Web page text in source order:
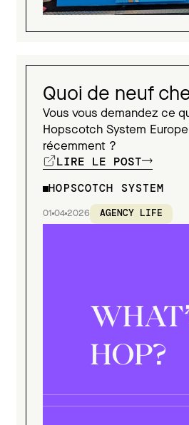
Quoi de neuf
Vous vous demandez ce
Hopscotch System
récemment ?
LIRE LE POST
HOPSCOTCH SYSTEM
01042026 AGENCY LIFE